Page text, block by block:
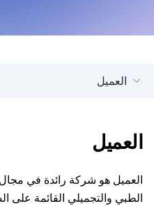
العميل
العميل
العميل هو شركة رائدة في مجال
الطبي والتجميلي القائمة على